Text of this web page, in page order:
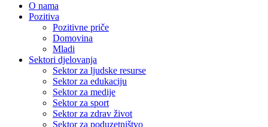
O nama
Pozitiva
Pozitivne priče
Domovina
Mladi
Sektori djelovanja
Sektor za ljudske resurse
Sektor za edukaciju
Sektor za medije
Sektor za sport
Sektor za zdrav život
Sektor za poduzetništvo